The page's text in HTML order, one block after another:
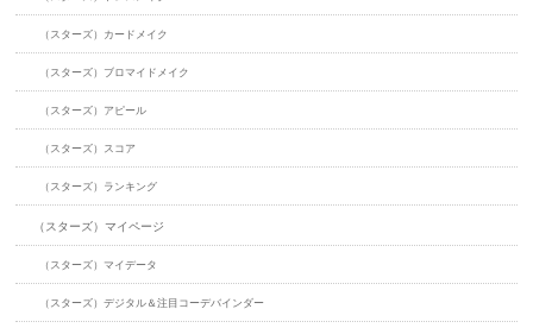
（スターズ）カードメイク
（スターズ）ブロマイドメイク
（スターズ）アピール
（スターズ）スコア
（スターズ）ランキング
（スターズ）マイページ
（スターズ）マイデータ
（スターズ）デジタル＆注目コーデバインダー